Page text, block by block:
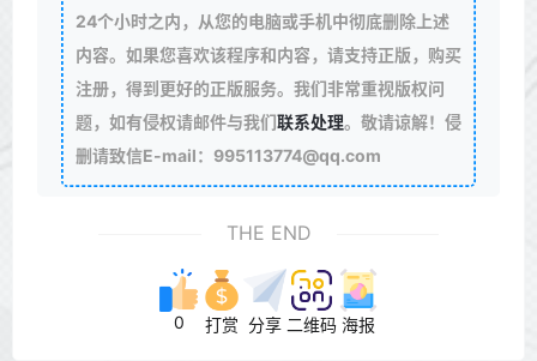
24个小时之内，从您的电脑或手机中彻底删除上述
内容。如果您喜欢该程序和内容，请支持正版，购买
注册，得到更好的正版服务。我们非常重视版权问
题，如有侵权请邮件与我们联系处理。敬请谅解！侵
删请致信E-mail：995113774@qq.com
THE END
0 打赏 分享 二维码 海报